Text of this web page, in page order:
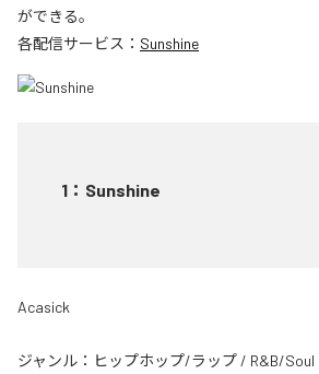
ができる。
各配信サービス： Sunshine
1 ： Sunshine
Acasick
ジャンル： ヒップホップ/ラップ / R&B/Soul